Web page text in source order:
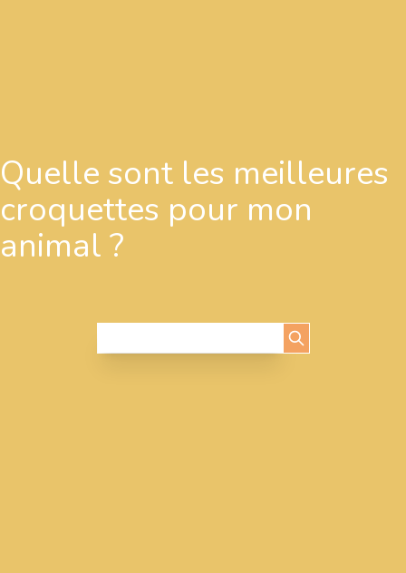
Quelle sont les meilleures
croquettes pour mon
animal ?